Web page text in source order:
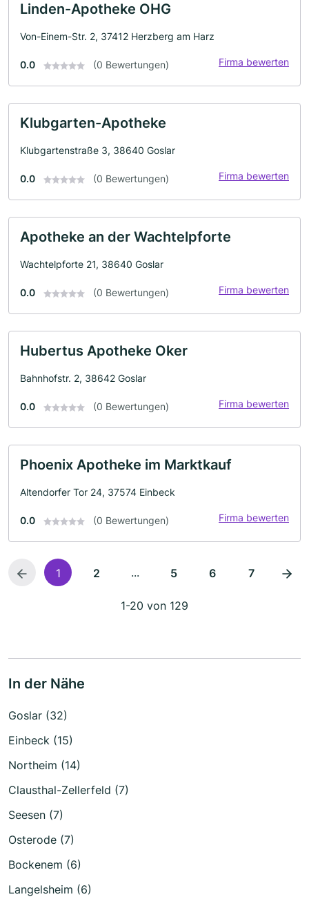
Linden-Apotheke OHG
Von-Einem-Str. 2, 37412 Herzberg am Harz
0.0 (0 Bewertungen) Firma bewerten
Klubgarten-Apotheke
Klubgartenstraße 3, 38640 Goslar
0.0 (0 Bewertungen) Firma bewerten
Apotheke an der Wachtelpforte
Wachtelpforte 21, 38640 Goslar
0.0 (0 Bewertungen) Firma bewerten
Hubertus Apotheke Oker
Bahnhofstr. 2, 38642 Goslar
0.0 (0 Bewertungen) Firma bewerten
Phoenix Apotheke im Marktkauf
Altendorfer Tor 24, 37574 Einbeck
0.0 (0 Bewertungen) Firma bewerten
1 2 ... 5 6 7
1-20 von 129
In der Nähe
Goslar (32)
Einbeck (15)
Northeim (14)
Clausthal-Zellerfeld (7)
Seesen (7)
Osterode (7)
Bockenem (6)
Langelsheim (6)